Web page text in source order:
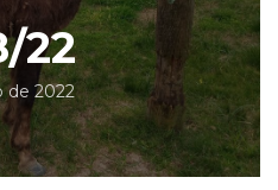
22
de 2022